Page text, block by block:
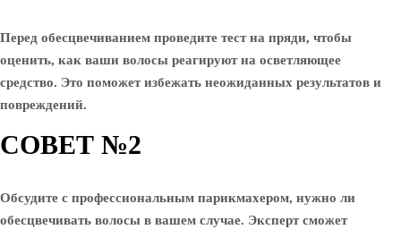
Перед обесцвечиванием проведите тест на пряди, чтобы
оценить, как ваши волосы реагируют на осветляющее
средство. Это поможет избежать неожиданных результатов и
повреждений.
СОВЕТ №2
Обсудите с профессиональным парикмахером, нужно ли
обесцвечивать волосы в вашем случае. Эксперт сможет